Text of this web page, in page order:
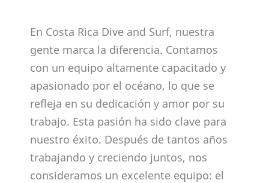
En Costa Rica Dive and Surf, nuestra
gente marca la diferencia. Contamos
con un equipo altamente capacitado y
apasionado por el océano, lo que se
refleja en su dedicación y amor por su
trabajo. Esta pasión ha sido clave para
nuestro éxito. Después de tantos años
trabajando y creciendo juntos, nos
consideramos un excelente equipo: el